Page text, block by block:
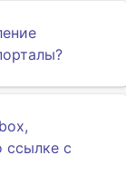
ссылке с